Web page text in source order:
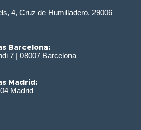
4, Cruz de Humilladero, 29006
Barcelona:
7 | 08007 Barcelona
Madrid:
Madrid